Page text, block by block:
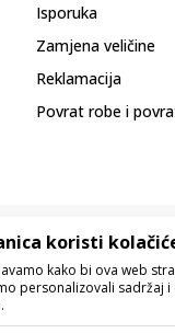
Isporuka
Zamjena veličine
Reklamacija
Povrat robe i
da budemo što precizniji
prikazani na sajtu su dio
koristi
kako bi ova web
personalizovali sadržaj